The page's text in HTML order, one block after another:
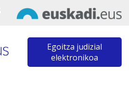
Egoitza judizial
elektronikoa